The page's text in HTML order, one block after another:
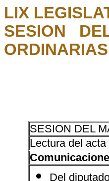
LIX
SESION
SESION DEL
Lectura del
Del